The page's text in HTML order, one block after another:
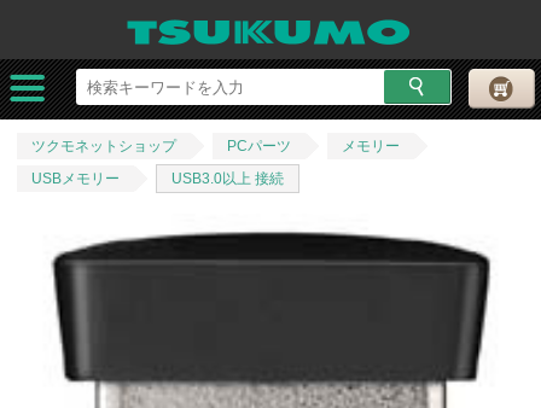
ツクモネットショップ PCパーツ
メモリー
USBメモリー
USB3.0以上 接続